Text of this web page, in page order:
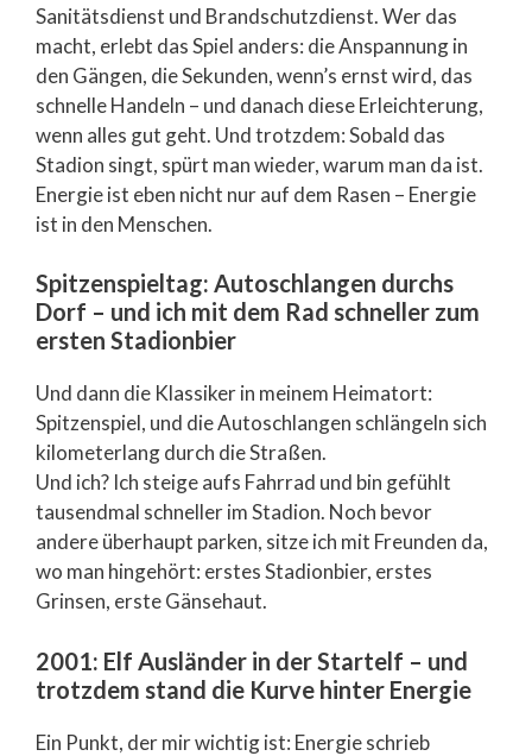
Sanitätsdienst und Brandschutzdienst. Wer das
macht, erlebt das Spiel anders: die Anspannung in
den Gängen, die Sekunden, wenn’s ernst wird, das
schnelle Handeln – und danach diese Erleichterung,
wenn alles gut geht. Und trotzdem: Sobald das
Stadion singt, spürt man wieder, warum man da ist.
Energie ist eben nicht nur auf dem Rasen – Energie
ist in den Menschen.
Spitzenspieltag: Autoschlangen durchs
Dorf – und ich mit dem Rad schneller zum
ersten Stadionbier
Und dann die Klassiker in meinem Heimatort:
Spitzenspiel, und die Autoschlangen schlängeln sich
kilometerlang durch die Straßen.
Und ich? Ich steige aufs Fahrrad und bin gefühlt
tausendmal schneller im Stadion. Noch bevor
andere überhaupt parken, sitze ich mit Freunden da,
wo man hingehört: erstes Stadionbier, erstes
Grinsen, erste Gänsehaut.
2001: Elf Ausländer in der Startelf – und
trotzdem stand die Kurve hinter Energie
Ein Punkt, der mir wichtig ist: Energie schrieb